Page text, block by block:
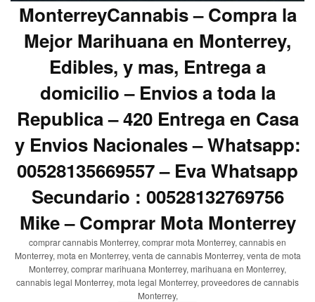
MonterreyCannabis – Compra la
Mejor Marihuana en Monterrey,
Edibles, y mas, Entrega a
domicilio – Envios a toda la
Republica – 420 Entrega en Casa
y Envios Nacionales – Whatsapp:
00528135669557 – Eva Whatsapp
Secundario : 00528132769756
Mike – Comprar Mota Monterrey
comprar cannabis Monterrey, comprar mota Monterrey, cannabis en
Monterrey, mota en Monterrey, venta de cannabis Monterrey, venta de mota
Monterrey, comprar marihuana Monterrey, marihuana en Monterrey,
cannabis legal Monterrey, mota legal Monterrey, proveedores de cannabis
Monterrey,